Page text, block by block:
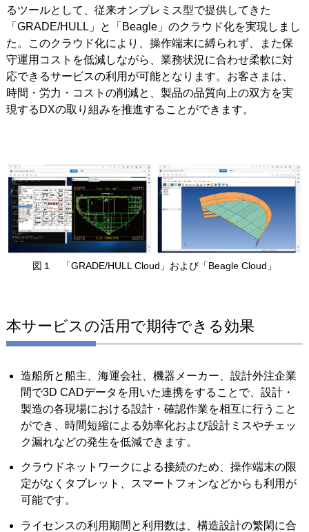
るツールとして、従来オンプレミス型で提供してきた
「GRADE/HULL」と「Beagle」のクラウド化を実現しまし
た。このクラウド化により、操作端末に縛られず、また保
守運用コストを低減しながら、業務状況に合わせ柔軟に対
応できるサービスの利用が可能となります。お客さまは、
時間・労力・コストの削減と、製品の品質向上の双方を実
現するDXの取り組みを推進することができます。
図１ 「GRADE/HULL Cloud」および「Beagle Cloud」
本サービスの活用で期待できる効果
造船所と船主、海運会社、機器メーカー、設計外注企業
間で3D CADデータを用いた連携をすることで、設計・
製造の各現場における設計・確認作業を相互に行うこと
ができ、時間短縮による効率化および設計ミスやチェッ
ク漏れなどの発生を低減できます。
クラウドネットワークによる接続のため、操作端末の限
定がなくタブレット、スマートフォンなどからも利用が
可能です。
ライセンスの利用期間と利用数は、構造設計の繁閑に合